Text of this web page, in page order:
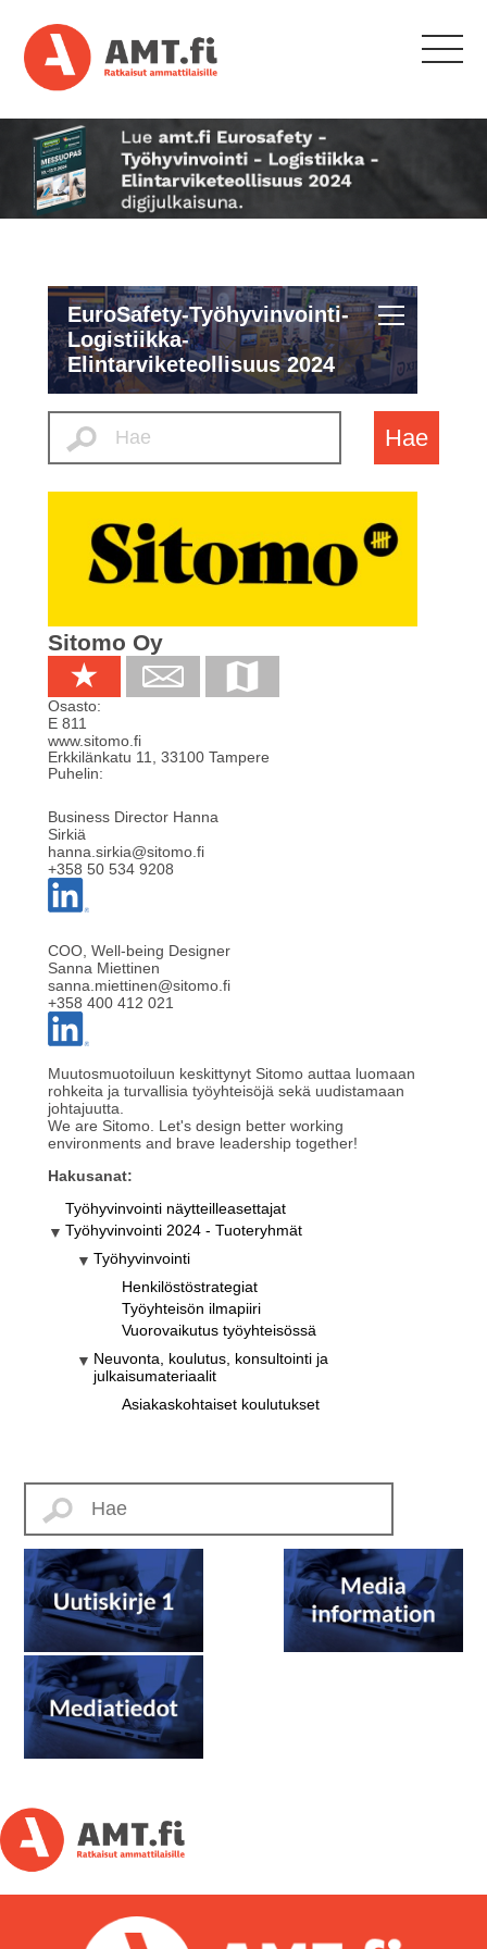
EuroSafety-Työhyvinvointi-
Logistiikka-
Elintarviketeollisuus 2024
Hae
Sitomo Oy
Osasto:
E 811
www.sitomo.fi
Erkkilänkatu 11, 33100 Tampere
Puhelin:
Business Director Hanna
Sirkiä
hanna.sirkia@sitomo.fi
+358 50 534 9208
COO, Well-being Designer
Sanna Miettinen
sanna.miettinen@sitomo.fi
+358 400 412 021
Muutosmuotoiluun keskittynyt Sitomo auttaa luomaan
rohkeita ja turvallisia työyhteisöjä sekä uudistamaan
johtajuutta.
We are Sitomo. Let's design better working
environments and brave leadership together!
Hakusanat:
Työhyvinvointi näytteilleasettajat
Työhyvinvointi 2024 - Tuoteryhmät
Työhyvinvointi
Henkilöstöstrategiat
Työyhteisön ilmapiiri
Vuorovaikutus työyhteisössä
Neuvonta, koulutus, konsultointi ja
julkaisumateriaalit
Asiakaskohtaiset koulutukset